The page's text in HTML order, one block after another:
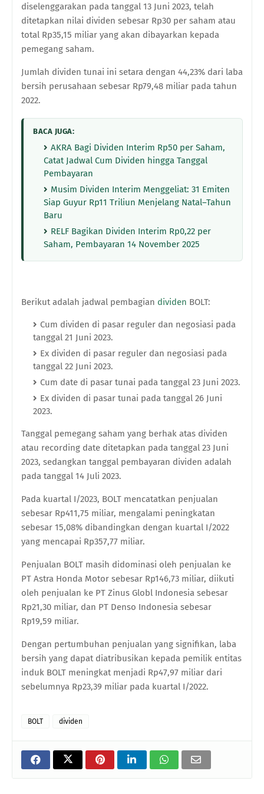
diselenggarakan pada tanggal 13 Juni 2023, telah
ditetapkan nilai dividen sebesar Rp30 per saham atau
total Rp35,15 miliar yang akan dibayarkan kepada
pemegang saham.
Jumlah dividen tunai ini setara dengan 44,23% dari laba
bersih perusahaan sebesar Rp79,48 miliar pada tahun
2022.
BACA JUGA:
AKRA Bagi Dividen Interim Rp50 per Saham,
Catat Jadwal Cum Dividen hingga Tanggal
Pembayaran
Musim Dividen Interim Menggeliat: 31 Emiten
Siap Guyur Rp11 Triliun Menjelang Natal–Tahun
Baru
RELF Bagikan Dividen Interim Rp0,22 per
Saham, Pembayaran 14 November 2025
Berikut adalah jadwal pembagian dividen BOLT:
Cum dividen di pasar reguler dan negosiasi pada
tanggal 21 Juni 2023.
Ex dividen di pasar reguler dan negosiasi pada
tanggal 22 Juni 2023.
Cum date di pasar tunai pada tanggal 23 Juni 2023.
Ex dividen di pasar tunai pada tanggal 26 Juni
2023.
Tanggal pemegang saham yang berhak atas dividen
atau recording date ditetapkan pada tanggal 23 Juni
2023, sedangkan tanggal pembayaran dividen adalah
pada tanggal 14 Juli 2023.
Pada kuartal I/2023, BOLT mencatatkan penjualan
sebesar Rp411,75 miliar, mengalami peningkatan
sebesar 15,08% dibandingkan dengan kuartal I/2022
yang mencapai Rp357,77 miliar.
Penjualan BOLT masih didominasi oleh penjualan ke
PT Astra Honda Motor sebesar Rp146,73 miliar, diikuti
oleh penjualan ke PT Zinus Globl Indonesia sebesar
Rp21,30 miliar, dan PT Denso Indonesia sebesar
Rp19,59 miliar.
Dengan pertumbuhan penjualan yang signifikan, laba
bersih yang dapat diatribusikan kepada pemilik entitas
induk BOLT meningkat menjadi Rp47,97 miliar dari
sebelumnya Rp23,39 miliar pada kuartal I/2022.
BOLT dividen